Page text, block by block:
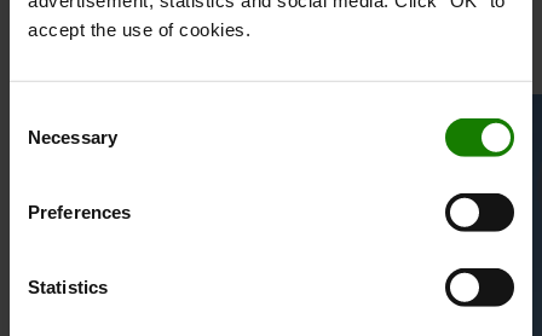
accept the use of cookies.
Selection
Necessary
Preferences
Statistics
- Maria Välitalo, Sustainability Manager, Toyota Material